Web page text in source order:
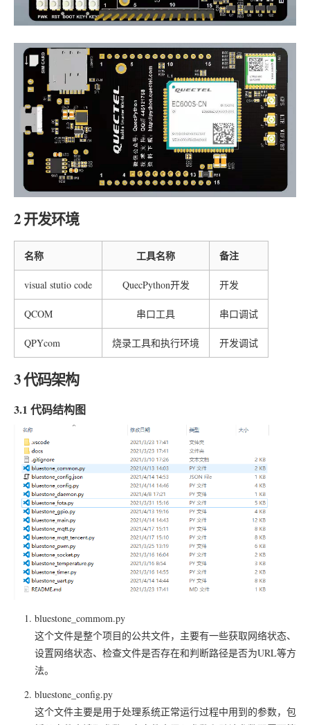
2 开发环境
名称 工具名称 备注
visual stutio code QuecPython开发 开发
QCOM 串口工具 串口调试
QPYcom 烧录工具和执行环境 开发调试
3 代码架构
3.1 代码结构图
bluestone_commom.py
这个文件是整个项目的公共文件，主要有一些获取网络状态、
设置网络状态、检查文件是否存在和判断路径是否为URL等方
法。
bluestone_config.py
这个文件主要是用于处理系统正常运行过程中用到的参数，包